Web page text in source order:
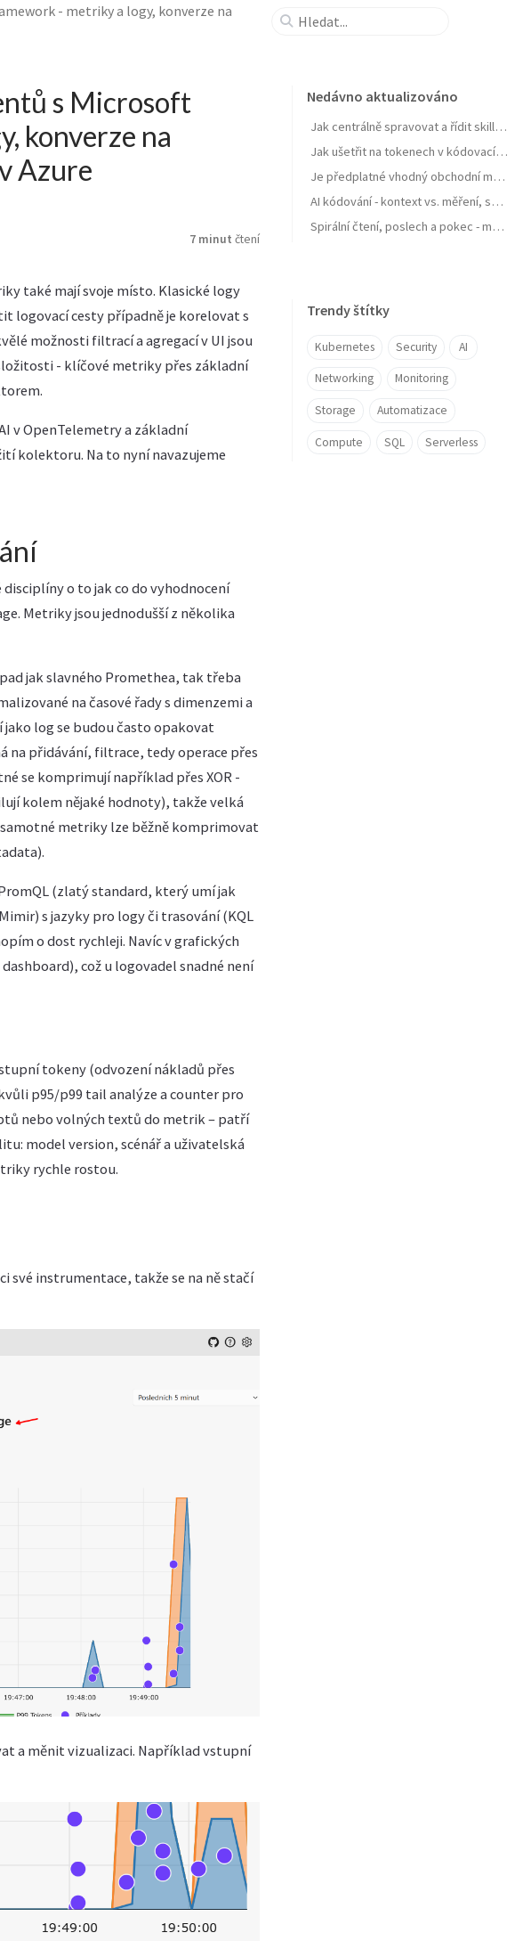
- metriky a logy, konverze na
s Microsoft
konverze na
Azure
7 minut čtení
také mají svoje místo. Klasické logy
logovací cesty případně je korelovat s
možnosti filtrací a agregací v UI jsou
- klíčové metriky přes základní
v OpenTelemetry a základní
kolektoru. Na to nyní navazujeme
o to jak co do vyhodnocení
Metriky jsou jednodušší z několika
jak slavného Promethea, tak třeba
na časové řady s dimenzemi a
log se budou často opakovat
na přidávání, filtrace, tedy operace přes
se komprimují například přes XOR -
kolem nějaké hodnoty), takže velká
metriky lze běžně komprimovat
(zlatý standard, který umí jak
s jazyky pro logy či trasování (KQL
o dost rychleji. Navíc v grafických
což u logovadel snadné není
tokeny (odvození nákladů přes
p95/p99 tail analýze a counter pro
nebo volných textů do metrik – patří
model version, scénář a uživatelská
rychle rostou.
své instrumentace, takže se na ně stačí
a měnit vizualizaci. Například vstupní
Nedávno aktualizováno
Jak centrálně spravovat a řídit skills pro agenty a zejména jejich samostatné zlepšování
Jak ušetřit na tokenech v kódovacích agentech typu GitHub Copilot
Je předplatné vhodný obchodní model pro AI produkt? Zdražuje AI? Zdražují tokeny? Nebo se jen najíždí na férový model?
AI kódování - kontext vs. měření, software jako paměť, váš software se učit nebudu, OpenClaw a chytrá domácnost
Spirální čtení, poslech a pokec - moje AI workflow pro nasání knihy do mozku
Trendy štítky
Kubernetes Security AI
Networking Monitoring
Storage Automatizace
Compute SQL Serverless